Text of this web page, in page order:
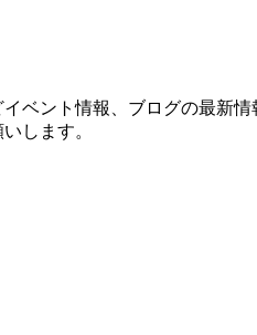
ベント情報、ブログの最新
します。